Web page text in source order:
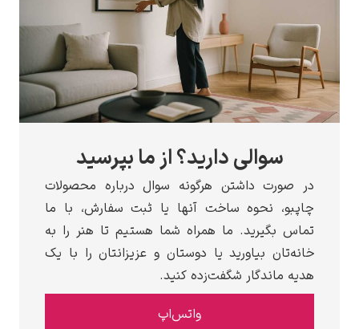
سوالی دارید؟ از ما بپرسید
در صورت داشتن هرگونه سوال درباره محصولات
چاپبو، نحوه ساخت آنها یا ثبت سفارش، با ما
تماس بگیرید. ما همراه شما هستیم تا هنر را به
خانه‌تان بیاورید یا دوستان و عزیزانتان را با یک
هدیه ماندگار شگفت‌زده کنید.
واتس‌اپ